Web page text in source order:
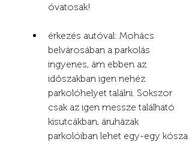
óvatosak!
érkezés autóval: Mohács
belvárosában a parkolás
ingyenes, ám ebben az
időszakban igen nehéz
parkolóhelyet találni. Sokszor
csak az igen messze található
kisutcákban, áruházak
parkolóiban lehet egy-egy kósza